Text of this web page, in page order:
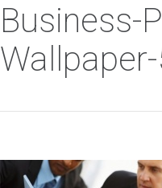
Business-